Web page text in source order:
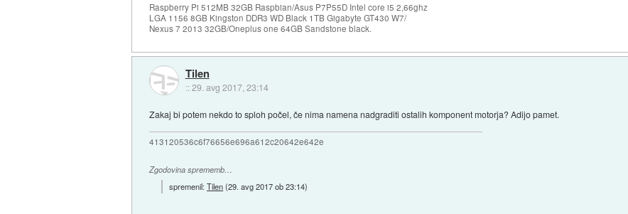
Raspberry Pi 512MB 32GB Raspbian/Asus P7P55D Intel core i5 2,66ghz
LGA 1156 8GB Kingston DDR3 WD Black 1TB Gigabyte GT430 W7/
Nexus 7 2013 32GB/Oneplus one 64GB Sandstone black.
Tilen
::29. avg 2017, 23:14
Zakaj bi potem nekdo to sploh počel, če nima namena nadgraditi ostalih komponent motorja? Adijo pamet.
413120536c6f76656e696a612c20642e642e
Zgodovina sprememb…
spremenil:Tilen(29. avg 2017 ob 23:14)